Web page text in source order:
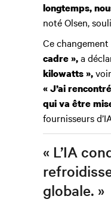
longtemps,
noté Olsen,
Ce
cadre »,a
kilowatts »,
« J’ai
qui va être
fournisseurs
« L’IA
globale. »